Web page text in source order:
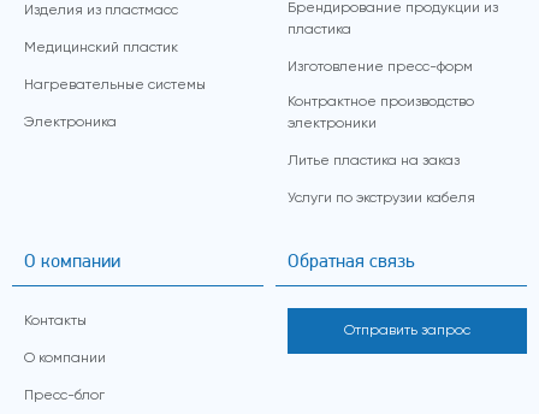
Изделия из пластмасс
Медицинский пластик
Нагревательные системы
Электроника
Брендирование продукции из
пластика
Изготовление пресс-форм
Контрактное производство
электроники
Литье пластика на заказ
Услуги по экструзии кабеля
О компании
Контакты
О компании
Пресс-блог
Обратная связь
Отправить запрос